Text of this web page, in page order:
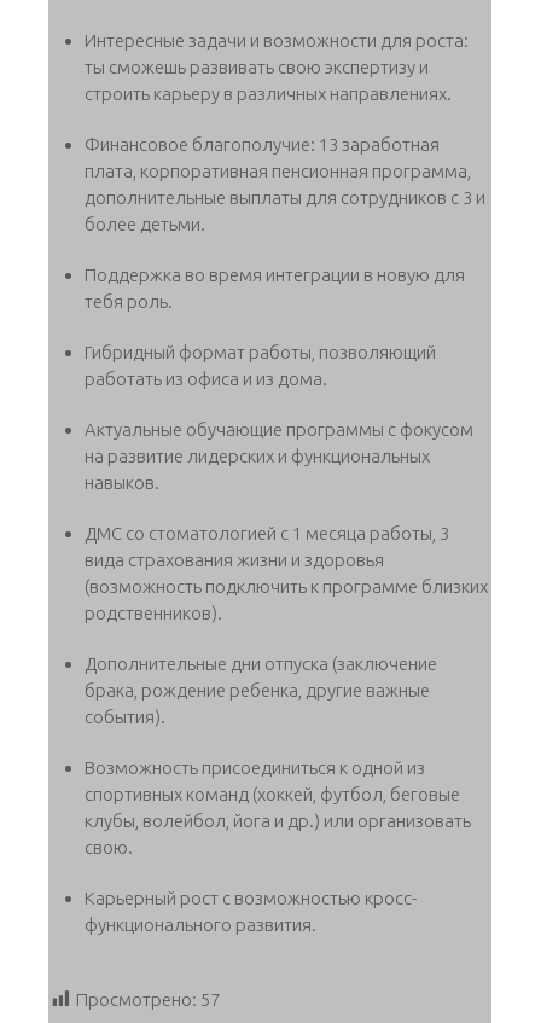
Интересные задачи и возможности для роста:
ты сможешь развивать свою экспертизу и
строить карьеру в различных направлениях.
Финансовое благополучие: 13 заработная
плата, корпоративная пенсионная программа,
дополнительные выплаты для сотрудников с 3 и
более детьми.
Поддержка во время интеграции в новую для
тебя роль.
Гибридный формат работы, позволяющий
работать из офиса и из дома.
Актуальные обучающие программы с фокусом
на развитие лидерских и функциональных
навыков.
ДМС со стоматологией с 1 месяца работы, 3
вида страхования жизни и здоровья
(возможность подключить к программе близких
родственников).
Дополнительные дни отпуска (заключение
брака, рождение ребенка, другие важные
события).
Возможность присоединиться к одной из
спортивных команд (хоккей, футбол, беговые
клубы, волейбол, йога и др.) или организовать
свою.
Карьерный рост с возможностью кросс-
функционального развития.
Просмотрено: 57